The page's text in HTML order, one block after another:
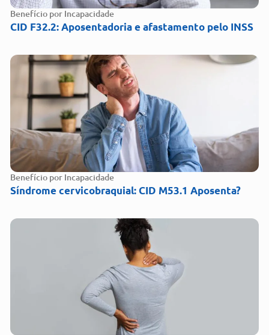
Benefício por Incapacidade
CID F32.2: Aposentadoria e afastamento pelo INSS
Benefício por Incapacidade
Síndrome cervicobraquial: CID M53.1 Aposenta?